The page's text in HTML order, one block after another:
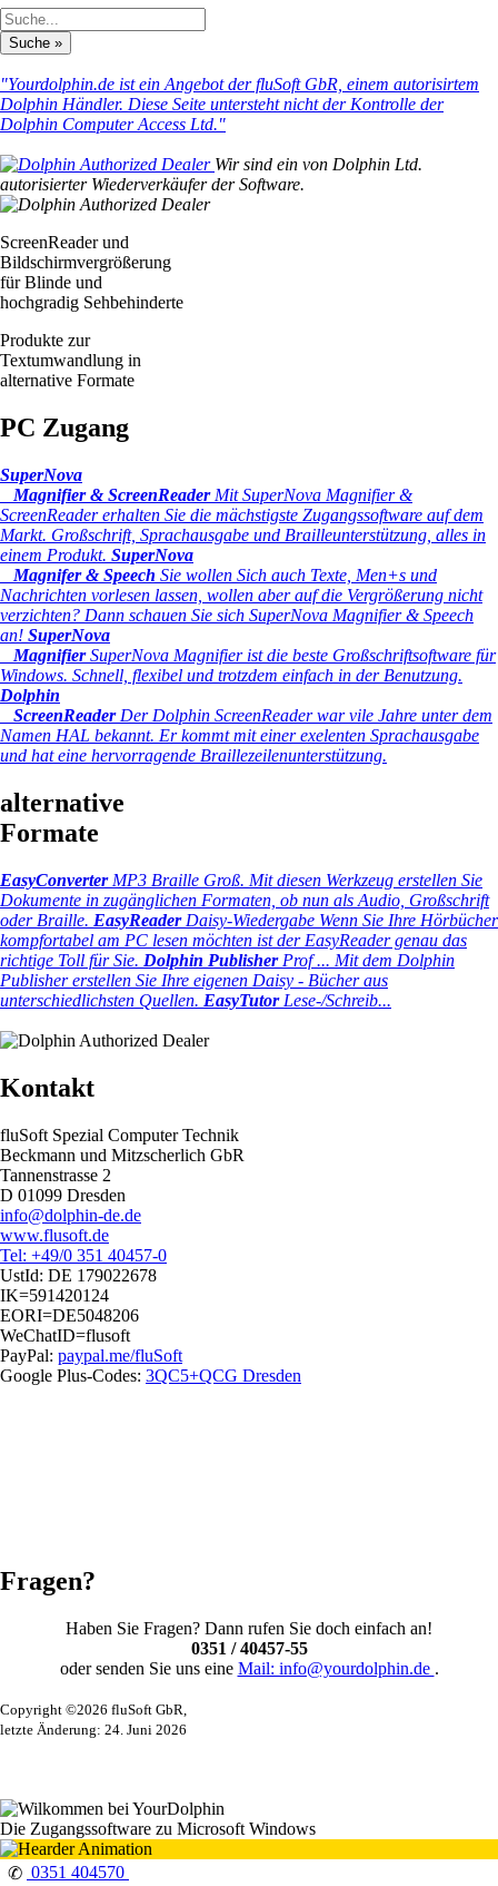
"Yourdolphin.de ist ein Angebot der fluSoft GbR, einem autorisirtem
Dolphin Händler. Diese Seite untersteht nicht der Kontrolle der
Dolphin Computer Access Ltd."
Wir sind ein von Dolphin Ltd.
autorisierter Wiederverkäufer der Software.
ScreenReader und
Bildschirmvergrößerung
für Blinde und
hochgradig Sehbehinderte
Produkte zur
Textumwandlung in
alternative Formate
PC Zugang
SuperNova
Magnifier & ScreenReaderMit SuperNova Magnifier &
ScreenReader erhalten Sie die mächstigste Zugangssoftware auf dem
Markt. Großschrift, Sprachausgabe und Brailleunterstützung, alles in
einem Produkt. SuperNova
Magnifer & Speech Sie wollen Sich auch Texte, Men+s und
Nachrichten vorlesen lassen, wollen aber auf die Vergrößerung nicht
verzichten? Dann schauen Sie sich SuperNova Magnifier & Speech
an! SuperNova
MagnifierSuperNova Magnifier ist die beste Großschriftsoftware für
Windows. Schnell, flexibel und trotzdem einfach in der Benutzung.
Dolphin
ScreenReaderDer Dolphin ScreenReader war vile Jahre unter dem
Namen HAL bekannt. Er kommt mit einer exelenten Sprachausgabe
und hat eine hervorragende Braillezeilenunterstützung.
alternative
Formate
EasyConverterMP3 Braille Groß. Mit diesen Werkzeug erstellen Sie
Dokumente in zugänglichen Formaten, ob nun als Audio, Großschrift
oder Braille. EasyReaderDaisy-Wiedergabe Wenn Sie Ihre Hörbücher
kompfortabel am PC lesen möchten ist der EasyReader genau das
richtige Toll für Sie. Dolphin PublisherProf ... Mit dem Dolphin
Publisher erstellen Sie Ihre eigenen Daisy - Bücher aus
unterschiedlichsten Quellen. EasyTutorLese-/Schreib...
Kontakt
fluSoft Spezial Computer Technik
Beckmann und Mitzscherlich GbR
Tannenstrasse 2
D 01099 Dresden
info@dolphin-de.de
www.flusoft.de
Tel: +49/0 351 40457-0
UstId: DE 179022678
IK=591420124
EORI=DE5048206
WeChatID=flusoft
PayPal: paypal.me/fluSoft
Google Plus-Codes: 3QC5+QCG Dresden
Fragen?
Haben Sie Fragen? Dann rufen Sie doch einfach an!
0351 / 40457-55
oder senden Sie uns eine Mail: info@yourdolphin.de .
Copyright ©2026 fluSoft GbR,
letzte Änderung: 24. Juni 2026
Die Zugangssoftware zu Microsoft Windows
✆ 0351 404570